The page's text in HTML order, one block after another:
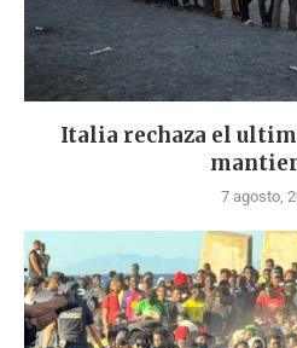
Italia rechaza el
7 agosto,